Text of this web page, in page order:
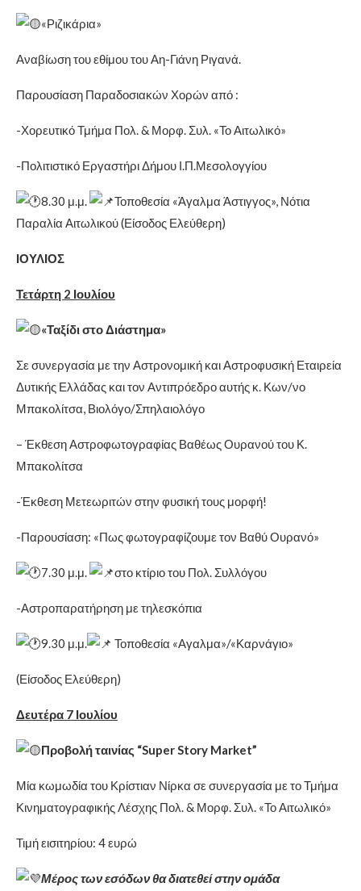
«Ριζικάρια»
Αναβίωση του εθίμου του Αη-Γιάνη Ριγανά.
Παρουσίαση Παραδοσιακών Χορών από :
-Χορευτικό Τμήμα Πολ. & Μορφ. Συλ. «Το Αιτωλικό»
-Πολιτιστικό Εργαστήρι Δήμου Ι.Π.Μεσολογγίου
8.30 μ.μ.
Τοποθεσία «Άγαλμα Άστιγγος», Νότια
Παραλία Αιτωλικού (Είσοδος Ελεύθερη)
ΙΟΥΛΙΟΣ
Τετάρτη 2 Ιουλίου
«Ταξίδι στο Διάστημα»
Σε συνεργασία με την Αστρονομική και Αστροφυσική Εταιρεία
Δυτικής Ελλάδας και τον Αντιπρόεδρο αυτής κ. Κων/νο
Μπακολίτσα, Βιολόγο/Σπηλαιολόγο
– Έκθεση Αστροφωτογραφίας Βαθέως Ουρανού του Κ.
Μπακολίτσα
-Έκθεση Μετεωριτών στην φυσική τους μορφή!
-Παρουσίαση: «Πως φωτογραφίζουμε τον Βαθύ Ουρανό»
7.30 μ.μ. στο κτίριο του Πολ. Συλλόγου
-Αστροπαρατήρηση με τηλεσκόπια
9.30 μ.μ. Τοποθεσία «Αγαλμα»/«Καρνάγιο»
(Είσοδος Ελεύθερη)
Δευτέρα 7 Ιουλίου
Προβολή ταινίας “Super Story Market”
Μία κωμωδία του Κρίστιαν Νίρκα σε συνεργασία με το Τμήμα
Κινηματογραφικής Λέσχης Πολ. & Μορφ. Συλ. «Το Αιτωλικό»
Τιμή εισιτηρίου: 4 ευρώ
Μέρος των εσόδων θα διατεθεί στην ομάδα